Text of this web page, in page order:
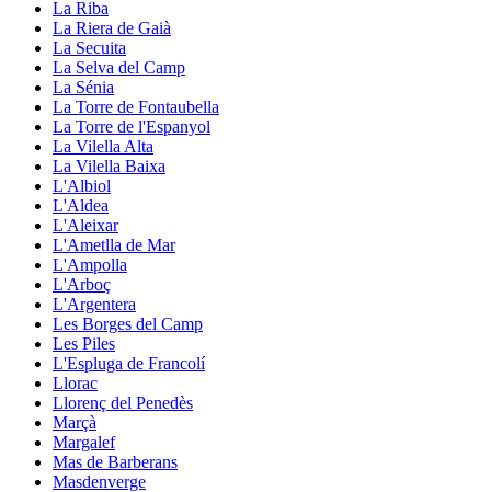
La Riba
La Riera de Gaià
La Secuita
La Selva del Camp
La Sénia
La Torre de Fontaubella
La Torre de l'Espanyol
La Vilella Alta
La Vilella Baixa
L'Albiol
L'Aldea
L'Aleixar
L'Ametlla de Mar
L'Ampolla
L'Arboç
L'Argentera
Les Borges del Camp
Les Piles
L'Espluga de Francolí
Llorac
Llorenç del Penedès
Marçà
Margalef
Mas de Barberans
Masdenverge